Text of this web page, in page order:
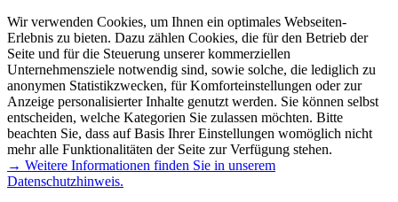
Wir verwenden Cookies, um Ihnen ein optimales Webseiten-
Erlebnis zu bieten. Dazu zählen Cookies, die für den Betrieb der
Seite und für die Steuerung unserer kommerziellen
Unternehmensziele notwendig sind, sowie solche, die lediglich zu
anonymen Statistikzwecken, für Komforteinstellungen oder zur
Anzeige personalisierter Inhalte genutzt werden. Sie können selbst
entscheiden, welche Kategorien Sie zulassen möchten. Bitte
beachten Sie, dass auf Basis Ihrer Einstellungen womöglich nicht
mehr alle Funktionalitäten der Seite zur Verfügung stehen.
→ Weitere Informationen finden Sie in unserem
Datenschutzhinweis.